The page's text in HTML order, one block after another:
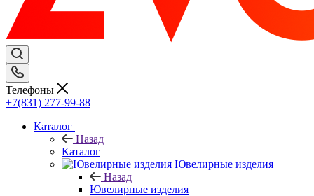
Телефоны
+7(831) 277-99-88
Каталог
Назад
Каталог
Ювелирные изделия
Назад
Ювелирные изделия